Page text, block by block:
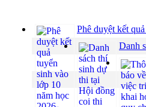
Phê duyệt kết
Danh